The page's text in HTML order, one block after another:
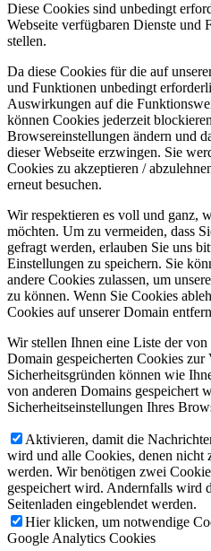
Diese Cookies sind unbedingt
Webseite verfügbaren Dienste und
stellen.
Da diese Cookies für die auf
und Funktionen unbedingt
Auswirkungen auf die
können Cookies jederzeit
Browsereinstellungen ändern und
dieser Webseite erzwingen. Sie
Cookies zu akzeptieren /
erneut besuchen.
Wir respektieren es voll und ganz,
möchten. Um zu vermeiden, dass
gefragt werden, erlauben Sie uns
Einstellungen zu speichern. Sie
andere Cookies zulassen, um
zu können. Wenn Sie Cookies
Cookies auf unserer Domain
Wir stellen Ihnen eine Liste der
Domain gespeicherten Cookies zur
Sicherheitsgründen können wie
von anderen Domains gespeichert
Sicherheitseinstellungen Ihres
Aktivieren, damit die
wird und alle Cookies, denen nicht
werden. Wir benötigen zwei
gespeichert wird. Andernfalls wird
Seitenladen eingeblendet werden.
Hier klicken, um notwendige
Google Analytics Cookies